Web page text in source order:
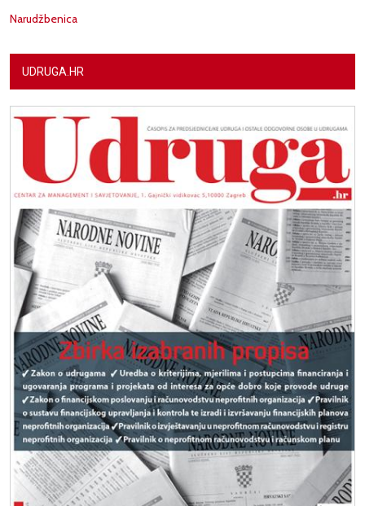
Narudžbenica
UDRUGA.HR